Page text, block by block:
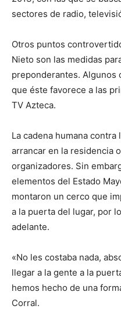
sectores de radio,
Otros puntos
Nieto son las medidas
preponderantes. Algunos
que éste favorece a las
TV Azteca.
La cadena humana
arrancar en la residencia
organizadores. Sin
elementos del Estado
montaron un cerco que
a la puerta del lugar, por
adelante.
«No les costaba nada,
llegar a la gente a la
hemos hecho de una
Corral.